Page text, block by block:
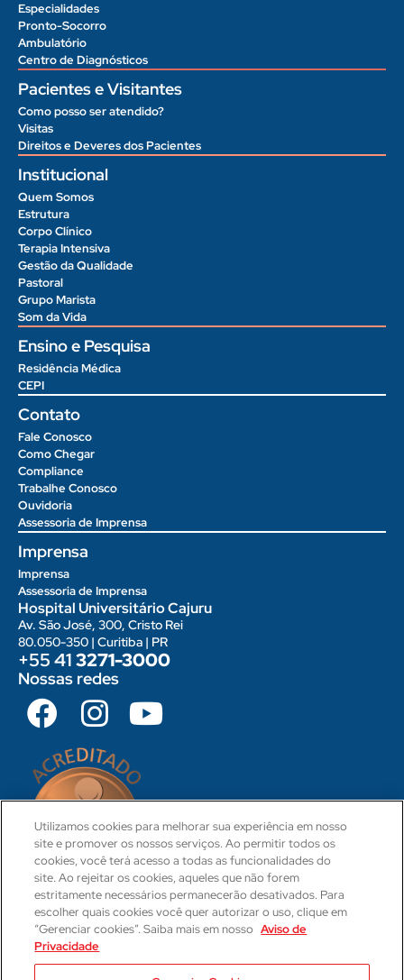
Especialidades
Pronto-Socorro
Ambulatório
Centro de Diagnósticos
Pacientes e Visitantes
Como posso ser atendido?
Visitas
Direitos e Deveres dos Pacientes
Institucional
Quem Somos
Estrutura
Corpo Clínico
Terapia Intensiva
Gestão da Qualidade
Pastoral
Grupo Marista
Som da Vida
Ensino e Pesquisa
Residência Médica
CEPI
Contato
Fale Conosco
Como Chegar
Compliance
Trabalhe Conosco
Ouvidoria
Assessoria de Imprensa
Imprensa
Imprensa
Assessoria de Imprensa
Hospital Universitário Cajuru
Av. São José, 300, Cristo Rei
80.050-350 | Curitiba | PR
+55 413271-3000
Nossas redes
CRM 31-PR
Utilizamos cookies para melhorar sua experiência em nosso
site e promover os nossos serviços. Ao permitir todos os
cookies, você terá acesso a todas as funcionalidades do
site. Ao rejeitar os cookies, aqueles que não forem
estritamente necessários permanecerão desativados. Para
escolher quais cookies você quer autorizar o uso, clique em
“Gerenciar cookies”. Saiba mais em nosso Aviso de
Privacidade